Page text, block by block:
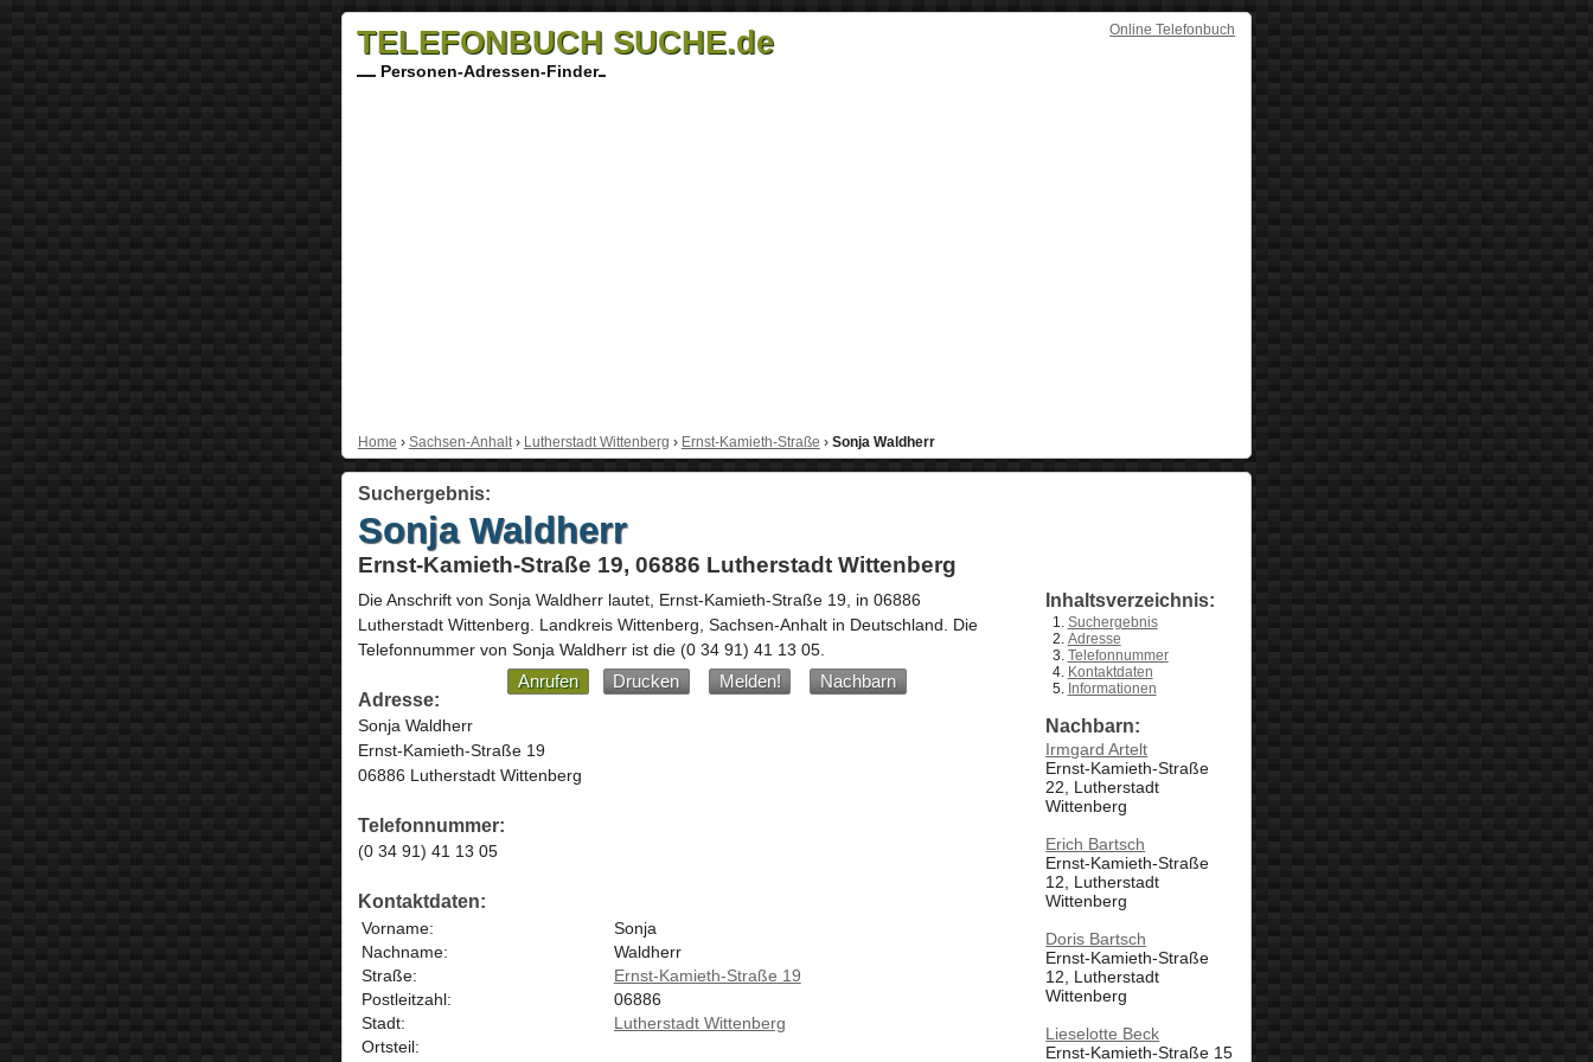
Online Telefonbuch
TELEFONBUCH SUCHE.de
Personen-Adressen-Finder
Home › Sachsen-Anhalt› Lutherstadt Wittenberg › Ernst-Kamieth-Straße › Sonja Waldherr
Suchergebnis:
Sonja Waldherr
Ernst-Kamieth-Straße 19, 06886 Lutherstadt Wittenberg
Die Anschrift von Sonja Waldherrlautet, Ernst-Kamieth-Straße 19, in 06886
Lutherstadt Wittenberg . Landkreis Wittenberg, Sachsen-Anhaltin Deutschland
Die
Telefonnummer von Sonja Waldherr ist die (0 34 91) 41 13 05.
Anrufen Drucken Melden!
Nachbarn
Adresse:
Sonja Waldherr
Ernst-Kamieth-Straße 19
06886 Lutherstadt Wittenberg
Telefonnummer:
(0 34 91) 41 13 05
Kontaktdaten:
Vorname:
Sonja
Nachname:
Waldherr
Straße:
Ernst-Kamieth-Straße 19
Postleitzahl:
06886
Stadt:
Lutherstadt Wittenberg
Ortsteil:
Inhaltsverzeichnis:
Suchergebnis
Adresse
Telefonnummer
Kontaktdaten
Informationen
Nachbarn:
Irmgard Artelt
Ernst-Kamieth-Straße
22, Lutherstadt
Wittenberg
Erich Bartsch
Ernst-Kamieth-Straße
12, Lutherstadt
Wittenberg
Doris Bartsch
Ernst-Kamieth-Straße
12, Lutherstadt
Wittenberg
Lieselotte Beck
Ernst-Kamieth-Straße 15